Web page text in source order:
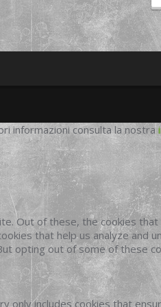
informazioni consulta la nostra
Out of these, the cookies
that help us analyze and
opting out of some of these
includes cookies that